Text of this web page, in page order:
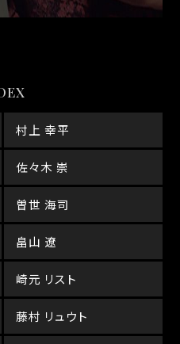
村上 幸平
佐々木 崇
曽世 海司
畠山 遼
崎元 リスト
藤村 リュウト